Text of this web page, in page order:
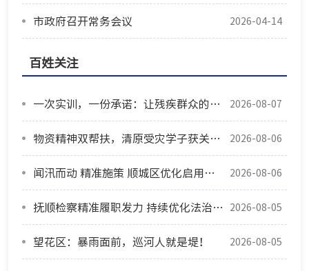
市政府召开常务会议 2026-04-14
百姓关注
一次实训，一份承诺：让残疾群众的生活更有尊严 2026-08-07
物资精神双帮扶，清原受灾学子获关爱重拾信心 2026-08-06
闻汛而动 精准施策 顺城区优化启用防汛安置点筑牢安全防线 2026-08-06
抚顺检察精准履职发力 持续优化法治化营商环境 2026-08-05
望花区：暴雨面前，巡河人就是堤！ 2026-08-05